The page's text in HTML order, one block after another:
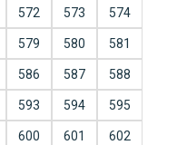
572 573 574
579 580 581
586 587 588
593 594 595
600 601 602